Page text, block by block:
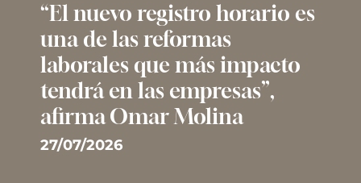
“El nuevo registro horario es
una de las reformas
laborales que más impacto
tendrá en las empresas”,
afirma Omar Molina
27/07/2026